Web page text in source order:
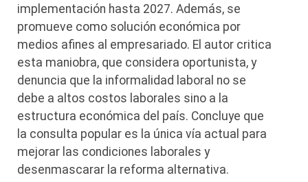
implementación hasta 2027. Además, se
promueve como solución económica por
medios afines al empresariado. El autor critica
esta maniobra, que considera oportunista, y
denuncia que la informalidad laboral no se
debe a altos costos laborales sino a la
estructura económica del país. Concluye que
la consulta popular es la única vía actual para
mejorar las condiciones laborales y
desenmascarar la reforma alternativa.